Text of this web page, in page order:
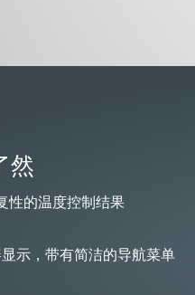
然
性的温度控制结果
示，带有简洁的导航菜单